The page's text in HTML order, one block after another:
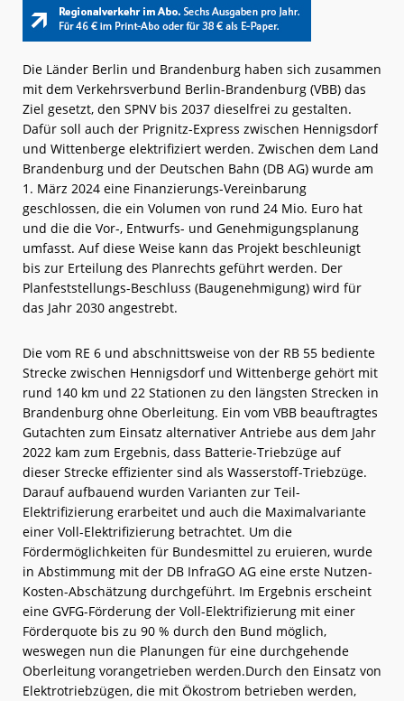
Die Länder Berlin und Brandenburg haben sich zusammen
mit dem Verkehrsverbund Berlin-Brandenburg (VBB) das
Ziel gesetzt, den SPNV bis 2037 dieselfrei zu gestalten.
Dafür soll auch der Prignitz-Express zwischen Hennigsdorf
und Wittenberge elektrifiziert werden. Zwischen dem Land
Brandenburg und der Deutschen Bahn (DB AG) wurde am
1. März 2024 eine Finanzierungs-Vereinbarung
geschlossen, die ein Volumen von rund 24 Mio. Euro hat
und die die Vor-, Entwurfs- und Genehmigungsplanung
umfasst. Auf diese Weise kann das Projekt beschleunigt
bis zur Erteilung des Planrechts geführt werden. Der
Planfeststellungs-Beschluss (Baugenehmigung) wird für
das Jahr 2030 angestrebt.
Die vom RE 6 und abschnittsweise von der RB 55 bediente
Strecke zwischen Hennigsdorf und Wittenberge gehört mit
rund 140 km und 22 Stationen zu den längsten Strecken in
Brandenburg ohne Oberleitung. Ein vom VBB beauftragtes
Gutachten zum Einsatz alternativer Antriebe aus dem Jahr
2022 kam zum Ergebnis, dass Batterie-Triebzüge auf
dieser Strecke effizienter sind als Wasserstoff-Triebzüge.
Darauf aufbauend wurden Varianten zur Teil-
Elektrifizierung erarbeitet und auch die Maximalvariante
einer Voll-Elektrifizierung betrachtet. Um die
Fördermöglichkeiten für Bundesmittel zu eruieren, wurde
in Abstimmung mit der DB InfraGO AG eine erste Nutzen-
Kosten-Abschätzung durchgeführt. Im Ergebnis erscheint
eine GVFG-Förderung der Voll-Elektrifizierung mit einer
Förderquote bis zu 90 % durch den Bund möglich,
weswegen nun die Planungen für eine durchgehende
Oberleitung vorangetrieben werden.Durch den Einsatz von
Elektrotriebzügen, die mit Ökostrom betrieben werden,